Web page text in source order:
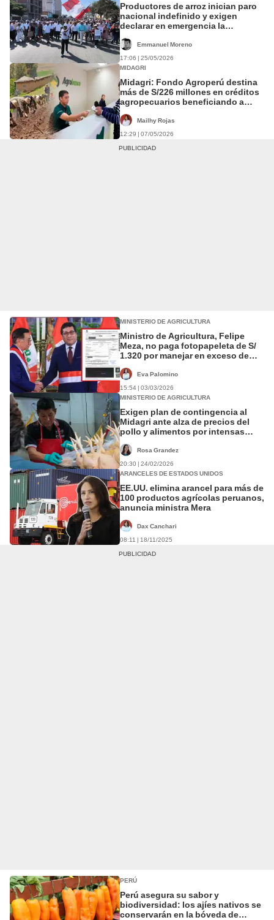
Productores de arroz inician paro
nacional indefinido y exigen
declarar en emergencia la
Emmanuel Moreno
17:06 | 25/05/2026
MIDAGRI
Midagri: Fondo Agroperú destina
más de S/226 millones en créditos
agropecuarios beneficiando a
paísMailhy Rojas
12:29 | 07/05/2026
MINISTERIO DE AGRICULTURA
Ministro de Agricultura, Felipe
Meza, no paga fotopapeleta de S/
1.320 por manejar en exceso de
Eva Palomino
15:54 | 03/03/2026
MINISTERIO DE AGRICULTURA
Exigen plan de contingencia al
Midagri ante alza de precios del
pollo y alimentos por intensas
Rosa Grandez
20:30 | 24/02/2026
ARANCELES DE ESTADOS UNIDOS
EE.UU. elimina arancel para más de
100 productos agrícolas peruanos,
anuncia ministra Mera
Dax Canchari
08:11 | 18/11/2025
PERÚ
Perú asegura su sabor y
biodiversidad: los ajíes nativos se
conservarán en la bóveda de